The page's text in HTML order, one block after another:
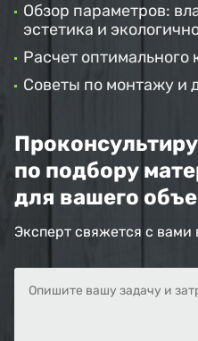
Обзор параметров:
эстетика и
Расчет оптимального
Советы по монтажу и
по подбору
для вашего
Эксперт свяжется с вами